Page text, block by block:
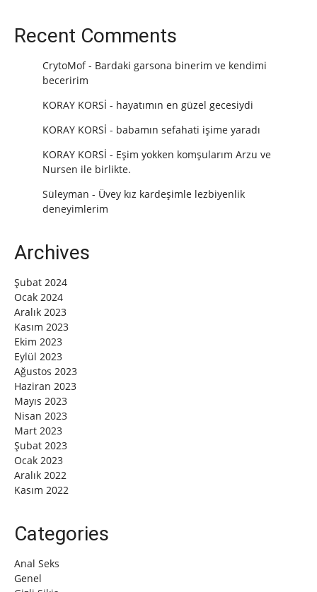
Recent Comments
CrytoMof- Bardaki garsona binerim ve kendimi
beceririm
KORAY KORSİ - hayatımın en güzel gecesiydi
KORAY KORSİ - babamın sefahati işime yaradı
KORAY KORSİ - Eşim yokken komşularım Arzu ve
Nursen ile birlikte.
Süleyman - Üvey kız kardeşimle lezbiyenlik
deneyimlerim
Archives
Şubat 2024
Ocak 2024
Aralık 2023
Kasım 2023
Ekim 2023
Eylül 2023
Ağustos 2023
Haziran 2023
Mayıs 2023
Nisan 2023
Mart 2023
Şubat 2023
Ocak 2023
Aralık 2022
Kasım 2022
Categories
Anal Seks
Genel